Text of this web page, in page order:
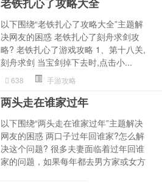
以下围绕“老铁扎心了攻略大全”主题解
决网友的困惑 老铁扎心了刻舟求剑攻
略? 老铁扎心了游戏攻略 1、第十八关,
刻舟求剑 当宝剑掉下去时,点击小...
638 手游攻略
两头走在谁家过年
以下围绕“两头走在谁家过年”主题解决
网友的困惑 两口子过年回谁家?怎么解
决这个问题? 很多夫妻面临着过年回谁
家的问题，如果每年都去男方家或女方